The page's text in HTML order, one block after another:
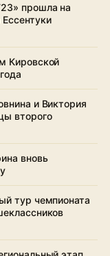
прошла на
Кировской
и Виктория
второго
вновь
тур чемпионата